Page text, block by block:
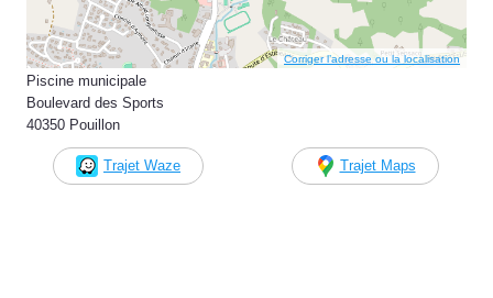
Corriger l’adresse ou la localisation
Piscine municipale
Boulevard des Sports
40350 Pouillon
Trajet Waze Trajet Maps